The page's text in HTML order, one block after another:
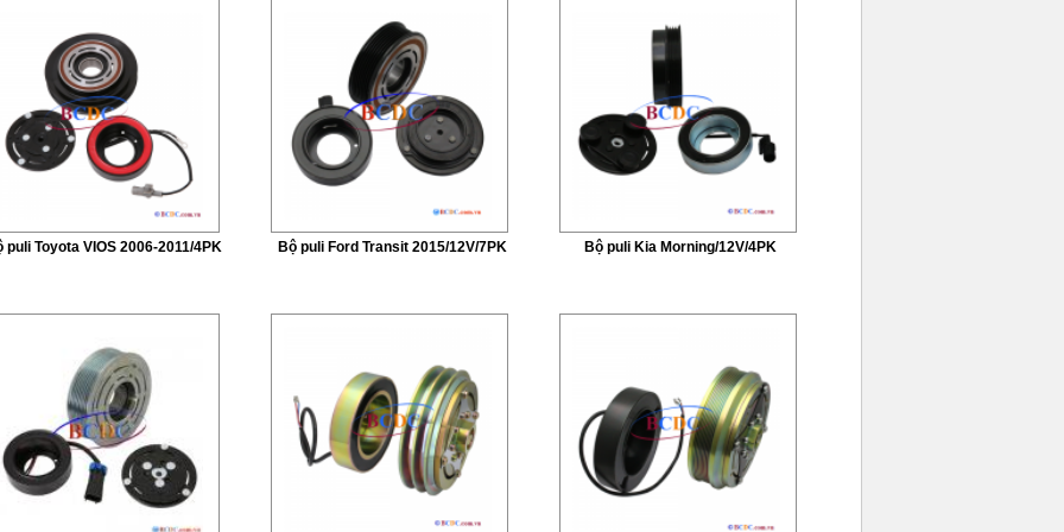
puli Toyota VIOS 2006-2011/4PK Bộ puli Ford Transit 2015/12V/7PK Bộ puli Kia Morning/12V/4PK